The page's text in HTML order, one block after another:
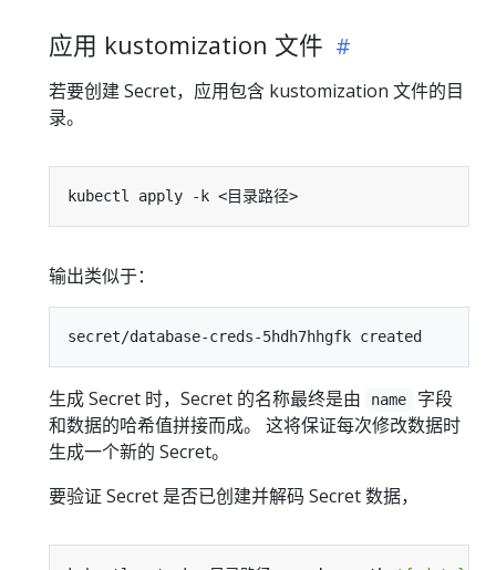
应用 kustomization 文件
若要创建 Secret，应用包含 kustomization 文件的目
录。
输出类似于：
生成 Secret 时，Secret 的名称最终是由 name
字段
和数据的哈希值拼接而成。 这将保证每次修改数据时
生成一个新的 Secret。
要验证 Secret 是否已创建并解码 Secret 数据，